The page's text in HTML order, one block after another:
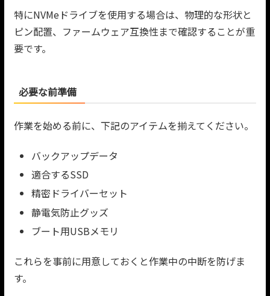
特にNVMeドライブを使用する場合は、物理的な形状と
ピン配置、ファームウェア互換性まで確認することが重
要です。
必要な前準備
作業を始める前に、下記のアイテムを揃えてください。
バックアップデータ
適合するSSD
精密ドライバーセット
静電気防止グッズ
ブート用USBメモリ
これらを事前に用意しておくと作業中の中断を防げま
す。